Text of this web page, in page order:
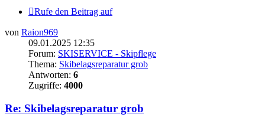
Rufe den Beitrag auf
von Raion969
09.01.2025 12:35
Forum: SKISERVICE - Skipflege
Thema: Skibelagsreparatur grob
Antworten: 6
Zugriffe: 4000
Re: Skibelagsreparatur grob